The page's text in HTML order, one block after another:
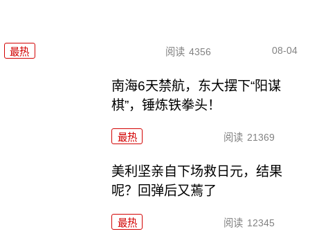
最热 阅读 4356 08-04
南海6天禁航，东大摆下“阳谋
棋”，锤炼铁拳头！
最热 阅读 21369
美利坚亲自下场救日元，结果
呢？回弹后又蔫了
最热 阅读 12345